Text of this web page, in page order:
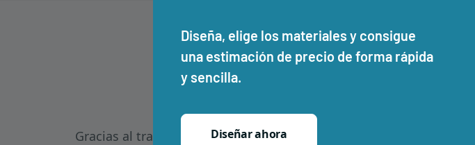
Gracias al trabajo conjunto y a la calidad de la tarima composite,
Diseña, elige los materiales y consigue
una estimación de precio de forma rápida
y sencilla.
Diseñar ahora